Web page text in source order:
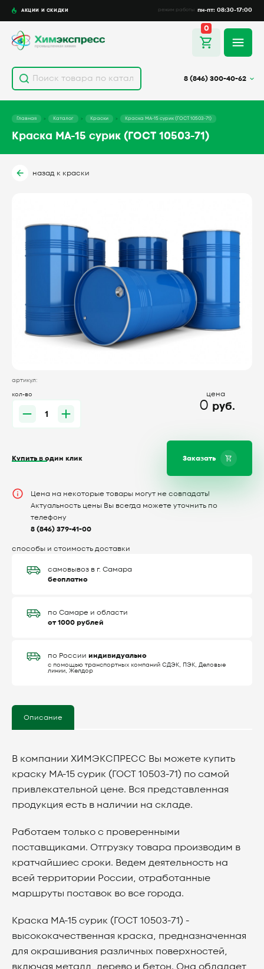
АКЦИИ И СКИДКИ режим работы пн-пт: 08:30-17:00
8 (846) 300-40-62
0
Главная Каталог Краски Краска МА-15 сурик (ГОСТ 10503-71)
Краска МА-15 сурик (ГОСТ 10503-71)
назад к краски
артикул:
кол-во
цена
0 руб.
Заказать
Купить в один клик
Цена на некоторые товары могут не совпадать!
Актуальность цены Вы всегда можете уточнить по
телефону
8 (846) 379-41-00
способы и стоимость доставки
самовывоз в г. Самара
бесплатно
по Самаре и области
от 1000 рублей
по России индивидуально
с помощью транспортных компаний СДЭК, ПЭК, Деловые
линии, Желдор
Описание
В компании ХИМЭКСПРЕСС Вы можете купить
краску МА-15 сурик (ГОСТ 10503-71) по самой
привлекательной цене. Вся представленная
продукция есть в наличии на складе.
Работаем только с проверенными
поставщиками. Отгрузку товара производим в
кратчайшиес сроки. Ведем деятельность на
всей территории России, отработанные
маршруты поставок во все города.
Краска МА-15 сурик (ГОСТ 10503-71) -
высококачественная краска, предназначенная
для окрашивания различных поверхностей,
включая металл, дерево и бетон. Она обладает